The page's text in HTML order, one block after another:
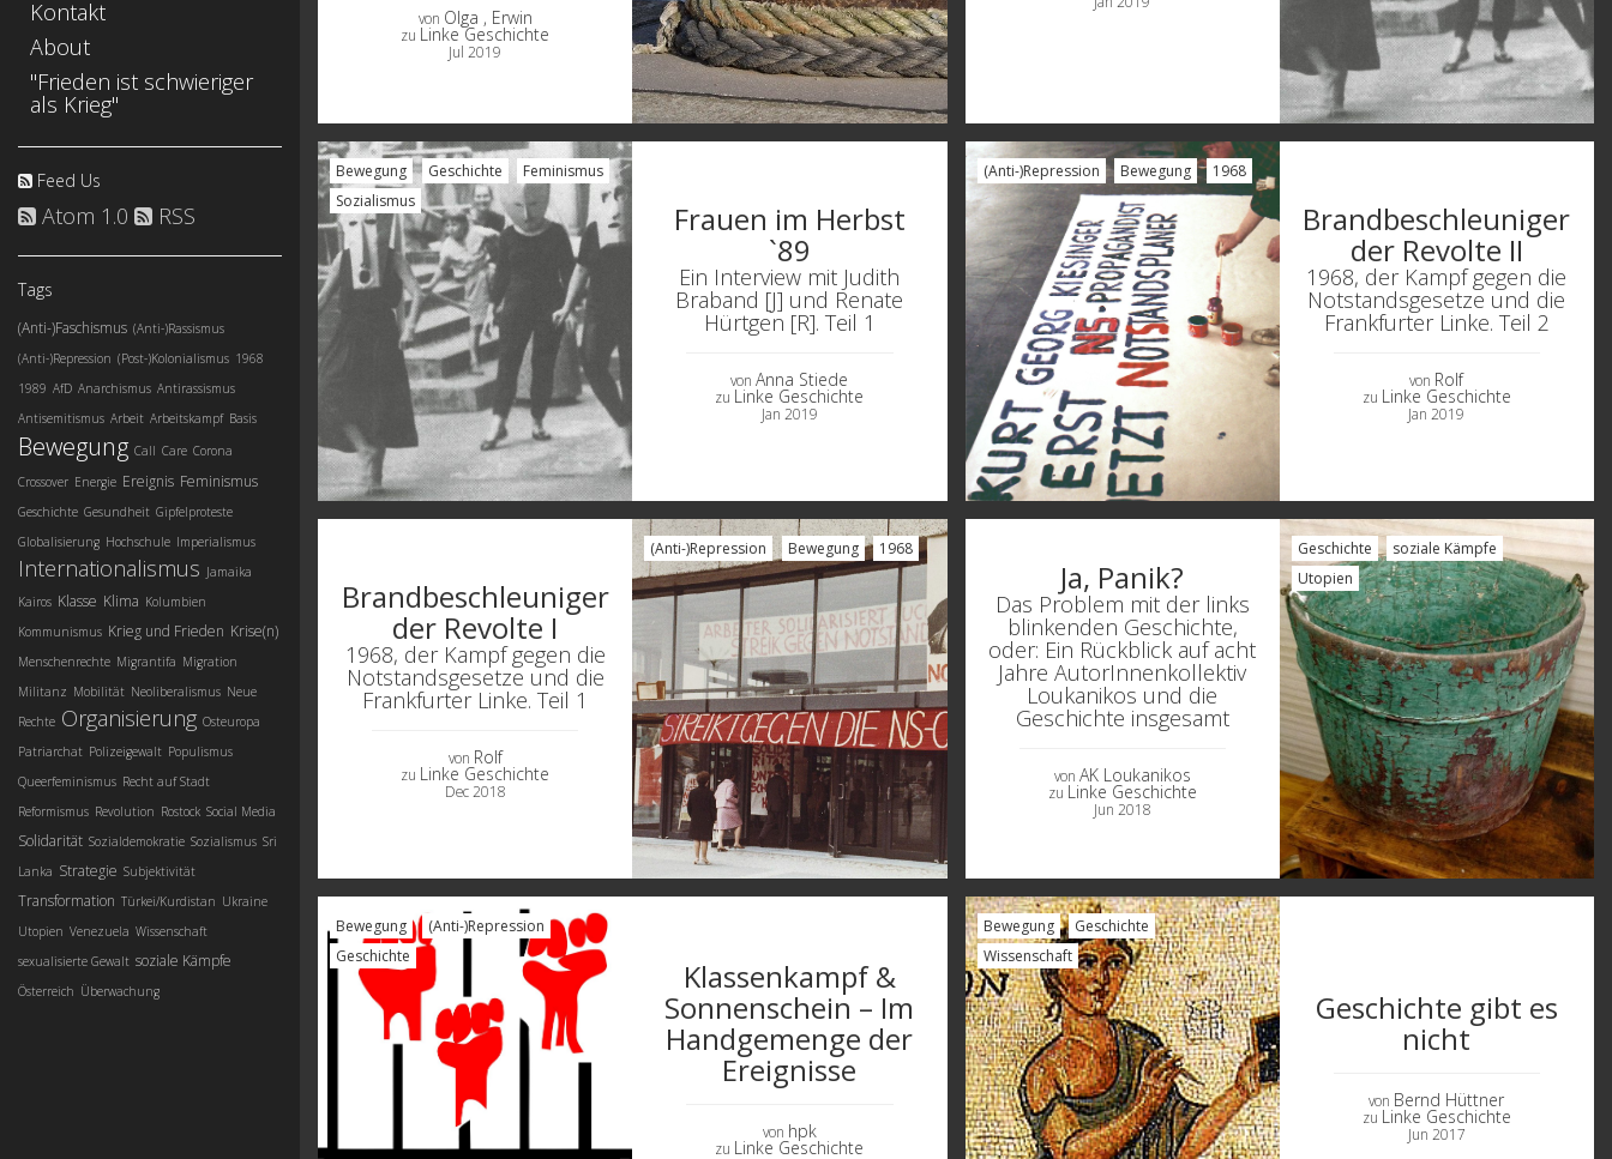
Kontakt
About
"Frieden ist schwieriger
als Krieg"
Feed Us
Atom 1.0 RSS
Tags
(Anti-)Faschismus (Anti-)Rassismus
(Anti-)Repression (Post-)Kolonialismus 1968
1989 AfD Anarchismus Antirassismus
Antisemitismus Arbeit Arbeitskampf Basis
Bewegung Call Care Corona
Crossover Energie Ereignis Feminismus
Geschichte Gesundheit Gipfelproteste
Globalisierung Hochschule Imperialismus
Internationalismus Jamaika
Kairos Klasse Klima Kolumbien
Kommunismus Krieg und Frieden Krise(n)
Menschenrechte Migrantifa Migration
Militanz Mobilität Neoliberalismus Neue
Rechte Organisierung Osteuropa
Patriarchat Polizeigewalt Populismus
Queerfeminismus Recht auf Stadt
Reformismus Revolution Rostock Social Media
Solidarität Sozialdemokratie Sozialismus Sri
Lanka Strategie Subjektivität
Transformation Türkei/Kurdistan Ukraine
Utopien Venezuela Wissenschaft
sexualisierte Gewalt soziale Kämpfe
Österreich Überwachung
von Olga , Erwin
zu Linke Geschichte
Jul 2019
Bewegung Geschichte
Feminismus
Sozialismus
Frauen im Herbst
`89
Ein Interview mit Judith
Braband [J] und Renate
Hürtgen [R]. Teil 1
vonAnna Stiede
zu Linke Geschichte
Jan 2019
(Anti-)Repression Bewegung 1968
Brandbeschleuniger
der Revolte II
1968, der Kampf gegen die
Notstandsgesetze und die
Frankfurter Linke. Teil 2
von Rolf
zu Linke Geschichte
Jan 2019
(Anti-)Repression Bewegung 1968
Brandbeschleuniger
der Revolte I
1968, der Kampf gegen die
Notstandsgesetze und die
Frankfurter Linke. Teil 1
von Rolf
zu Linke Geschichte
Dec 2018
Geschichte
soziale Kämpfe
Utopien
Ja, Panik?
Das Problem mit der links
blinkenden Geschichte,
oder: Ein Rückblick auf acht
Jahre AutorInnenkollektiv
Loukanikos und die
Geschichte insgesamt
von AK Loukanikos
zu Linke Geschichte
Jun 2018
Bewegung
(Anti-)Repression
Geschichte
Klassenkampf &
Sonnenschein – Im
Handgemenge der
Ereignisse
von hpk
zu Linke Geschichte
Bewegung
Geschichte
Wissenschaft
Geschichte gibt es
nicht
von Bernd Hüttner
zu Linke Geschichte
Jun 2017